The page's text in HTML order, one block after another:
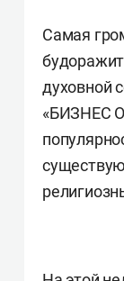
Самая
духовной
«БИЗНЕС